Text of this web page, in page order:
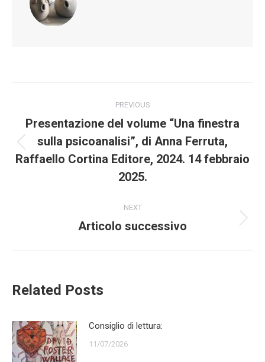
navigation
PREVIOUS
Previous
post:
Presentazione del volume “Una finestra
sulla psicoanalisi”, di Anna Ferruta,
Raffaello Cortina Editore, 2024. 14 febbraio
2025.
NEXT
Next
Articolo successivo
Related Posts
Consiglio di lettura:
11/07/2026